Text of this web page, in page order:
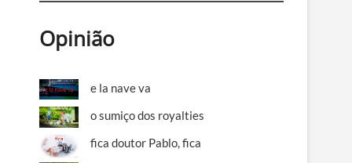
Opinião
e la nave va
o sumiço dos royalties
fica doutor Pablo, fica